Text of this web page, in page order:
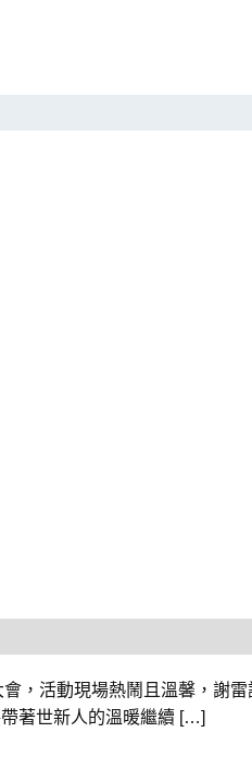
，活動現場熱鬧且溫馨，謝
著世新人的溫暖繼續 […]